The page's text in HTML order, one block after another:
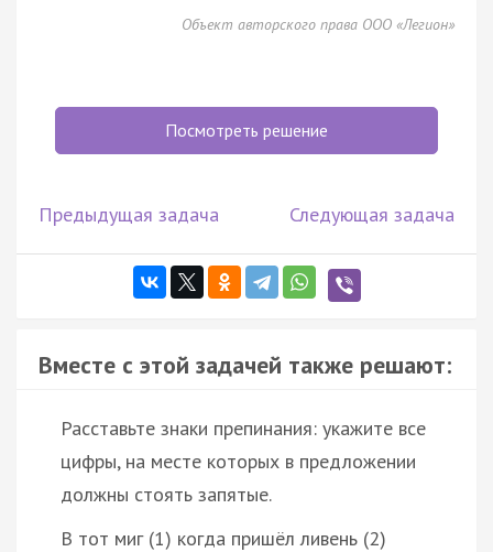
Объект авторского права ООО «Легион»
Посмотреть решение
Предыдущая задача Следующая задача
Вместе с этой задачей также решают:
Расставьте знаки препинания: укажите все
цифры, на месте которых в предложении
должны стоять запятые.
В тот миг (1) когда пришёл ливень (2)